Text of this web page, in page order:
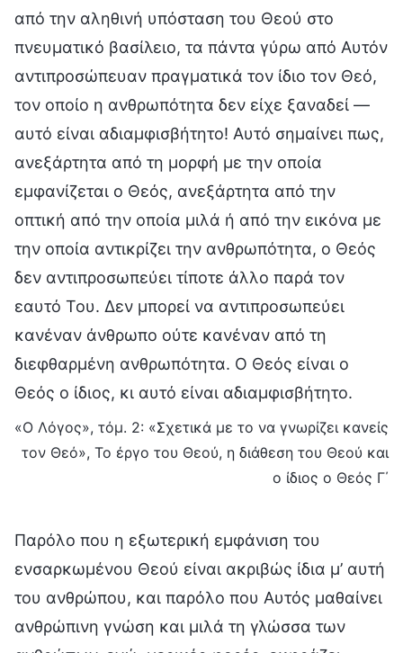
από την αληθινή υπόσταση του Θεού στο
πνευματικό βασίλειο, τα πάντα γύρω από Αυτόν
αντιπροσώπευαν πραγματικά τον ίδιο τον Θεό,
τον οποίο η ανθρωπότητα δεν είχε ξαναδεί —
αυτό είναι αδιαμφισβήτητο! Αυτό σημαίνει πως,
ανεξάρτητα από τη μορφή με την οποία
εμφανίζεται ο Θεός, ανεξάρτητα από την
οπτική από την οποία μιλά ή από την εικόνα με
την οποία αντικρίζει την ανθρωπότητα, ο Θεός
δεν αντιπροσωπεύει τίποτε άλλο παρά τον
εαυτό Του. Δεν μπορεί να αντιπροσωπεύει
κανέναν άνθρωπο ούτε κανέναν από τη
διεφθαρμένη ανθρωπότητα. Ο Θεός είναι ο
Θεός ο ίδιος, κι αυτό είναι αδιαμφισβήτητο.
«Ο Λόγος», τόμ. 2: «Σχετικά με το να γνωρίζει κανείς
τον Θεό», Το έργο του Θεού, η διάθεση του Θεού και
ο ίδιος ο Θεός Γ΄
Παρόλο που η εξωτερική εμφάνιση του
ενσαρκωμένου Θεού είναι ακριβώς ίδια μ’ αυτή
του ανθρώπου, και παρόλο που Αυτός μαθαίνει
ανθρώπινη γνώση και μιλά τη γλώσσα των